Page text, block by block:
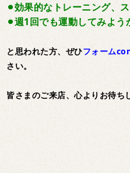
⚫︎効果的なトレーニング、
⚫︎週1回でも運動してみよう
と思われた方、ぜひフォーム
さい。
皆さまのご来店、心よりお待ち